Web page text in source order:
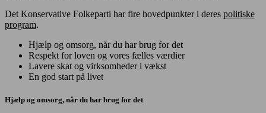
Det Konservative Folkeparti har fire hovedpunkter i deres politiske
program.
Hjælp og omsorg, når du har brug for det
Respekt for loven og vores fælles værdier
Lavere skat og virksomheder i vækst
En god start på livet
Hjælp og omsorg, når du har brug for det